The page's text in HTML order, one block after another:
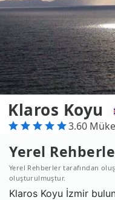
Klaros Koyu
3.60
Yerel
Yerel Rehberler tarafından
oluşturulmuştur.
Klaros Koyu İzmir